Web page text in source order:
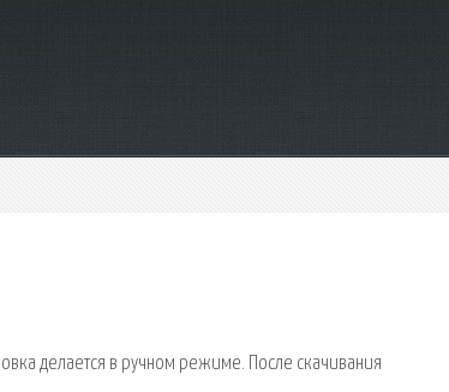
делается в ручном режиме. После скачивания